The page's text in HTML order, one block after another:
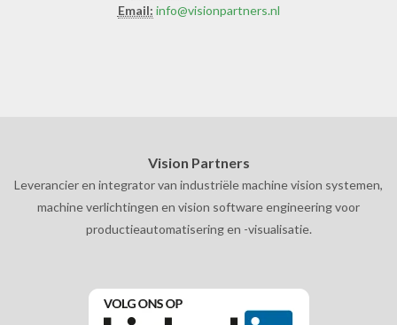
Email: info@visionpartners.nl
Vision Partners
Leverancier en integrator van industriële machine vision systemen,
machine verlichtingen en vision software engineering voor
productieautomatisering en -visualisatie.